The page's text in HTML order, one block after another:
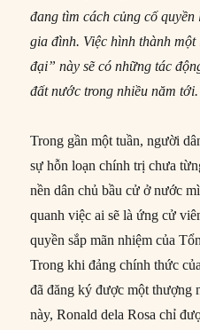
đang tìm cách củng cố
gia đình. Việc hình thành
đại” này sẽ có những tác
đất nước trong nhiều năm tới.
Trong gần một tuần, người
sự hỗn loạn chính trị chưa
nền dân chủ bầu cử ở nước
quanh việc ai sẽ là ứng cử
quyền sắp mãn nhiệm của
Trong khi đảng chính thức
đã đăng ký được một thượng
này, Ronald dela Rosa chỉ